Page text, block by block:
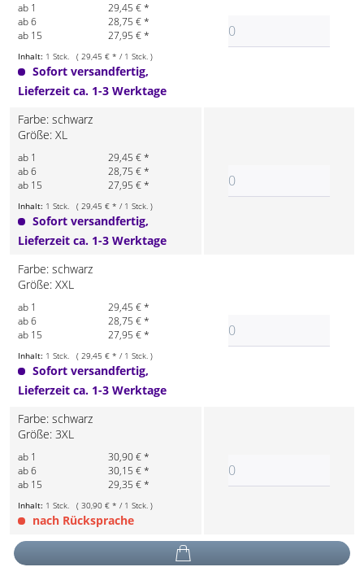
ab 1
29,45 € *
ab 6
28,75 € *
ab 15
27,95 € *
Inhalt: 1 Stck. ( 29,45 € * / 1 Stck. )
Sofort versandfertig,
Lieferzeit ca. 1-3 Werktage
Farbe: schwarz
Größe: XL
ab 1
29,45 € *
ab 6
28,75 € *
ab 15
27,95 € *
Inhalt: 1 Stck. ( 29,45 € * / 1 Stck. )
Sofort versandfertig,
Lieferzeit ca. 1-3 Werktage
Farbe: schwarz
Größe: XXL
ab 1
29,45 € *
ab 6
28,75 € *
ab 15
27,95 € *
Inhalt: 1 Stck. ( 29,45 € * / 1 Stck. )
Sofort versandfertig,
Lieferzeit ca. 1-3 Werktage
Farbe: schwarz
Größe: 3XL
ab 1
30,90 € *
ab 6
30,15 € *
ab 15
29,35 € *
Inhalt: 1 Stck. ( 30,90 € * / 1 Stck. )
nach Rücksprache